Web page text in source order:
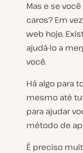
Mas e se
caros? Em
web hoje.
ajudá-lo a
você.
Há algo para
mesmo até
para ajudar
método de
É preciso